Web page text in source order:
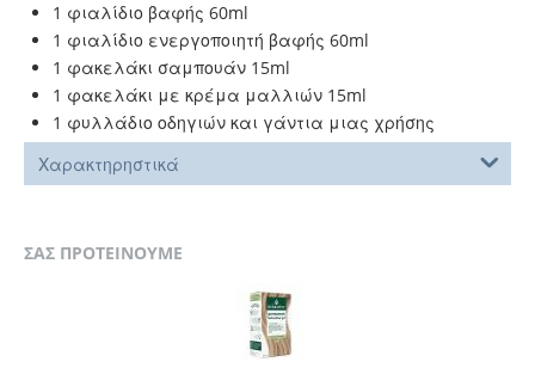
1 φιαλίδιο βαφής 60ml
1 φιαλίδιο ενεργοποιητή βαφής 60ml
1 φακελάκι σαμπουάν 15ml
1 φακελάκι με κρέμα μαλλιών 15ml
1 φυλλάδιο οδηγιών και γάντια μιας χρήσης
Χαρακτηρηστικά
ΣΑΣ ΠΡΟΤΕΙΝΟΥΜΕ